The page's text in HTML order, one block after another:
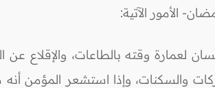
الأمور الآتية:
لعمارة وقته بالطاعات، والإقلاع
والسكنات، وإذا استشعر المؤمن